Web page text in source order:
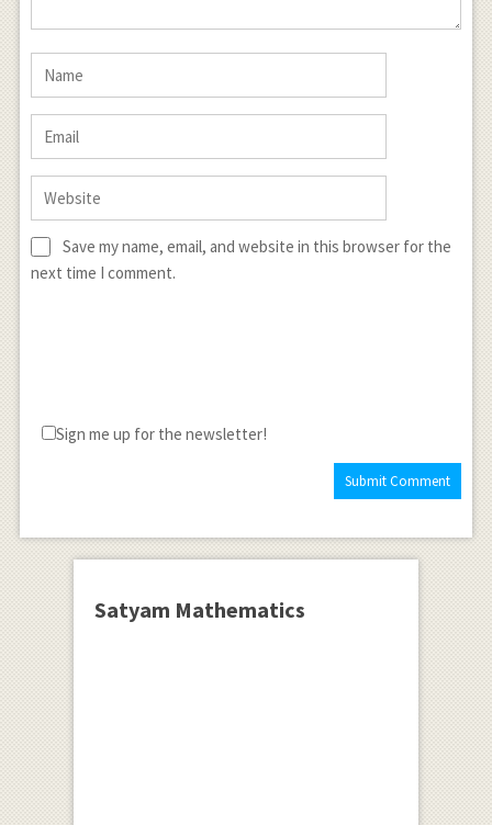
Save my name, email, and website in this browser for the
next time I comment.
Sign me up for the newsletter!
Satyam Mathematics